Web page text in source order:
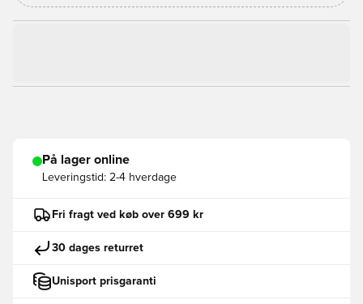
På lager online
Leveringstid: 2-4 hverdage
Fri fragt ved køb over 699 kr
30 dages returret
Unisport prisgaranti